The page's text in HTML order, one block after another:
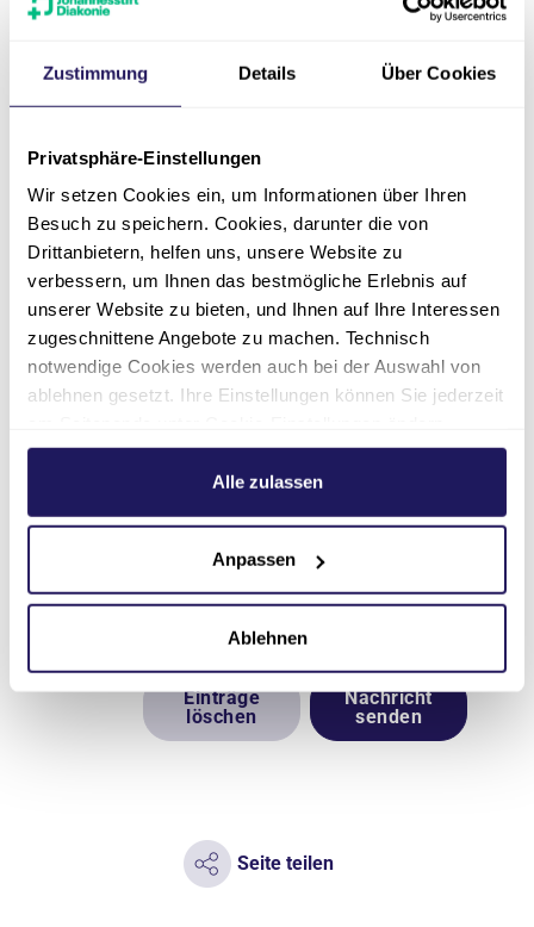
Zustimmung Details Über Cookies
Privatsphäre-Einstellungen
Wir setzen Cookies ein, um Informationen über Ihren
Besuch zu speichern. Cookies, darunter die von
Drittanbietern, helfen uns, unsere Website zu
verbessern, um Ihnen das bestmögliche Erlebnis auf
unserer Website zu bieten, und Ihnen auf Ihre Interessen
zugeschnittene Angebote zu machen. Technisch
notwendige Cookies werden auch bei der Auswahl von
ablehnen gesetzt. Ihre Einstellungen können Sie jederzeit
Weitere Informationen hierzu finden Sie in unserer
.Alle zulassen
Anpassen
Ablehnen
Telefonnummer
Datenschutz*
Ich habe die
Datenschutzerklärung
zur Kenntnis genommen und bin damit
einverstanden, dass die von mir
angegebenen Daten elektronisch
erhoben und gespeichert werden. Meine
Daten werden dabei zweckgebunden
zur Bearbeitung und Beantwortung
meiner Anfrage benutzt. Mit dem
ich mich mit der Verarbeitung
einverstanden. Hinweis: Die
Zukunft per E-Mail an
datenschutz(at)jsd.de
widerrufen
werden.
Einträge
löschen
Nachricht
senden
Seite teilen